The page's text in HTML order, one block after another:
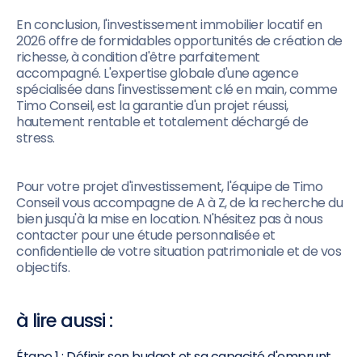
En conclusion, l'investissement immobilier locatif en
2026 offre de formidables opportunités de création de
richesse, à condition d'être parfaitement
accompagné. L'expertise globale d'une agence
spécialisée dans l'investissement clé en main, comme
Timo Conseil, est la garantie d'un projet réussi,
hautement rentable et totalement déchargé de
stress.
Pour votre projet d'investissement, l'équipe de Timo
Conseil vous accompagne de A à Z, de la recherche du
bien jusqu'à la mise en location. N'hésitez pas à nous
contacter pour une étude personnalisée et
confidentielle de votre situation patrimoniale et de vos
objectifs.
à lire aussi :